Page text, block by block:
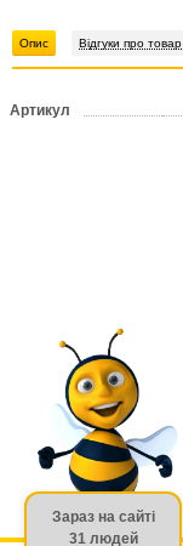
Опис Відгуки про товар
Артикул
Зараз на сайті
31 людей